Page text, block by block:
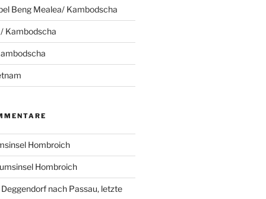
Beng Mealea/ Kambodscha
Kambodscha
Hombroich
Hombroich
nach Passau, letzte